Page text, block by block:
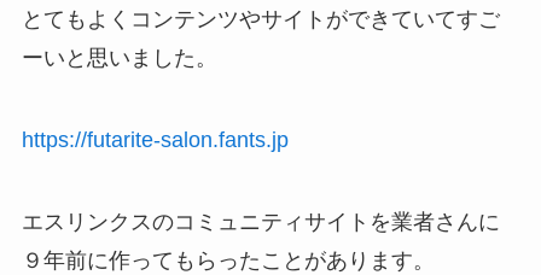
とてもよくコンテンツやサイトができていてすご
ーいと思いました。
https://futarite-salon.fants.jp
エスリンクスのコミュニティサイトを業者さんに
９年前に作ってもらったことがあります。